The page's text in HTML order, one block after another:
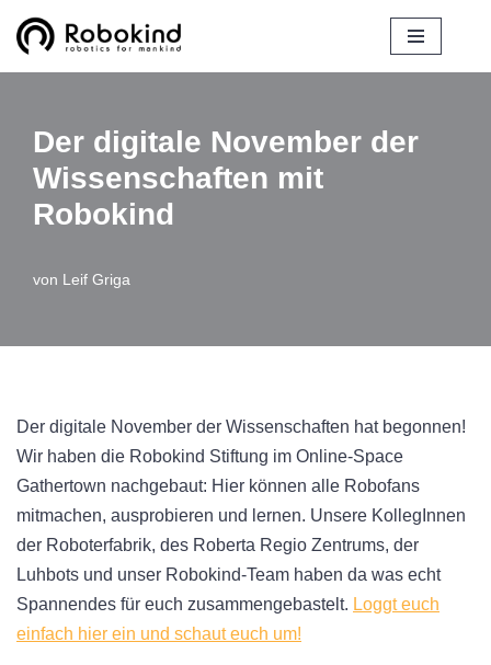
Zum
Der digitale November der
Wissenschaften mit
Robokind
von Leif Griga
Der digitale November der Wissenschaften hat begonnen!
Wir haben die Robokind Stiftung im Online-Space
Gathertown nachgebaut: Hier können alle Robofans
mitmachen, ausprobieren und lernen. Unsere KollegInnen
der Roboterfabrik, des Roberta Regio Zentrums, der
Luhbots und unser Robokind-Team haben da was echt
Spannendes für euch zusammengebastelt. Loggt euch
einfach hier ein und schaut euch um!